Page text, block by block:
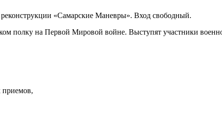
«Самарские Маневры». Вход свободный.
полку на Первой Мировой войне. Выступят участники